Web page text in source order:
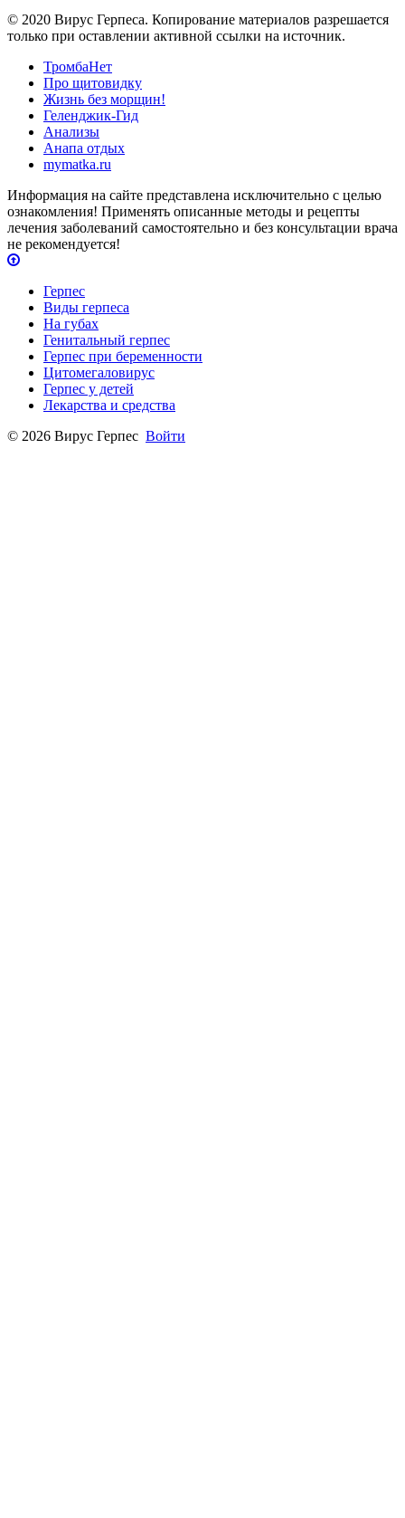
© 2020 Вирус Герпеса. Копирование материалов разрешается
только при оставлении активной ссылки на источник.
ТромбаНет
Про щитовидку
Жизнь без морщин!
Геленджик-Гид
Анализы
Анапа отдых
mymatka.ru
Информация на сайте представлена исключительно с целью
ознакомления! Применять описанные методы и рецепты
лечения заболеваний самостоятельно и без консультации врача
не рекомендуется!
Герпес
Виды герпеса
На губах
Генитальный герпес
Герпес при беременности
Цитомегаловирус
Герпес у детей
Лекарства и средства
© 2026 Вирус Герпес Войти